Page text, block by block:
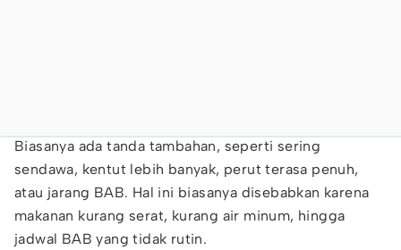
Biasanya ada tanda tambahan, seperti sering
sendawa, kentut lebih banyak, perut terasa penuh,
atau jarang BAB. Hal ini biasanya disebabkan karena
makanan kurang serat, kurang air minum, hingga
jadwal BAB yang tidak rutin.